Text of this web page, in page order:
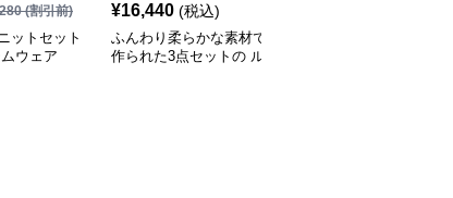
(割引前)
ットセット
ウェア
¥16,440 (税込)
ふんわり柔らかな素材で
作られた3点セットの ル